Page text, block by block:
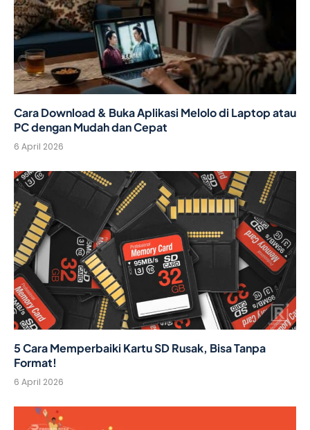
Cara Download & Buka Aplikasi Melolo di Laptop atau
PC dengan Mudah dan Cepat
6 April 2026
5 Cara Memperbaiki Kartu SD Rusak, Bisa Tanpa
Format!
6 April 2026